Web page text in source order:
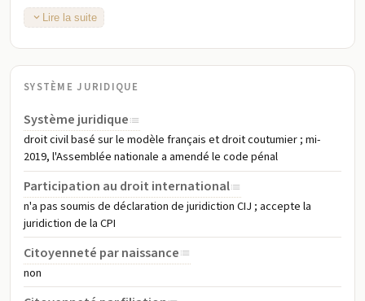
charte de transition a été adoptée, permettant aux autorités
militaires de gouverner pendant trois ans et interdisant au président
éligibles soumise à l'Assemblée ; l'adoption requiert au moins les
trois quarts des voix à l'Assemblée ; le non-respect de ce seuil
nécessite l'approbation de la majorité des électeurs lors d'un
référendum ; les dispositions constitutionnelles relatives à la forme
du gouvernement, au système multipartite et à la souveraineté
Lire la suite
SYSTÈME JURIDIQUE
Système juridique
droit civil basé sur le modèle français et droit coutumier ; mi-
2019, l'Assemblée nationale a amendé le code pénal
Participation au droit international
n'a pas soumis de déclaration de juridiction CIJ ; accepte la
juridiction de la CPI
Citoyenneté par naissance
non